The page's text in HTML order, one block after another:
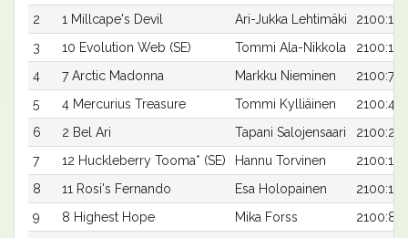
2
1 Millcape's Devil Ari-Jukka Lehtimäki
2100:1
3
10 Evolution Web (SE) Tommi Ala-Nikkola
2100:10
4
7 Arctic Madonna Markku Nieminen
2100:7
5
4 Mercurius Treasure Tommi Kylliäinen
2100:4
6
2 Bel Ari Tapani Salojensaari
2100:2
7
12 Huckleberry Tooma* (SE) Hannu Torvinen
2100:12
8
11 Rosi's Fernando Esa Holopainen
2100:11
9
8 Highest Hope Mika Forss 2100:8